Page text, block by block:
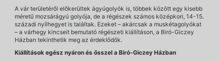
A vár területéről előkerültek ágyúgolyók is, többek között egy kisebb
méretű mozsárágyú golyója, de a régészek számos középkori, 14-15.
századi nyílhegyet is találtak. Ezeket – akárcsak a muskétagolyókat
– a várhegy kincseit bemutató régészeti kiállításon, a Biró-Giczey
Házban tekinthetik meg az érdeklődők.
Kiállítások egész nyáron és ősszel a Biró-Giczey Házban